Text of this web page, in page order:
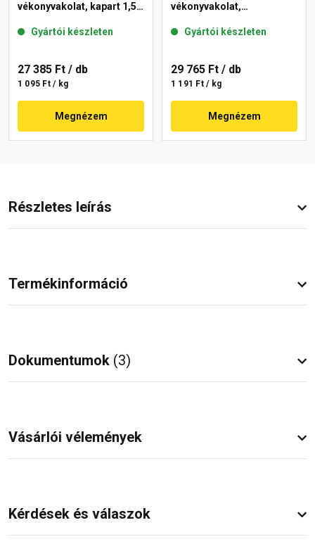
vékonyvakolat, kapart 1,5
Gyártói készleten
27 385 Ft / db
1 095 Ft / kg
Megnézem
vékonyvakolat,
09-C 25 kg
Gyártói készleten
29 765 Ft / db
1 191 Ft / kg
Megnézem
Részletes leírás
Termékinformáció
Dokumentumok (3)
Vásárlói vélemények
Kérdések és válaszok